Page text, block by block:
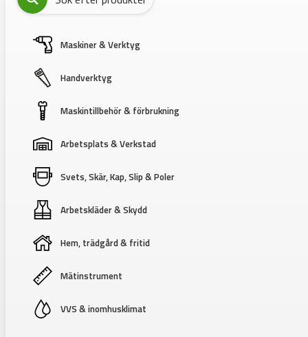
Maskiner & Verktyg
Handverktyg
Maskintillbehör & förbrukning
Arbetsplats & Verkstad
Svets, Skär, Kap, Slip & Poler
Arbetskläder & Skydd
Hem, trädgård & fritid
Mätinstrument
VVS & inomhusklimat